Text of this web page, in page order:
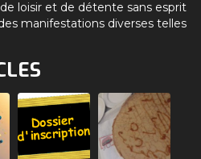
loisir et de détente sans esprit
manifestations diverses telles